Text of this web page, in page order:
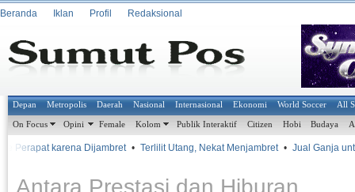
Beranda Iklan Profil Redaksional
Depan Metropolis Daerah Nasional Internasional Ekonomi World Soccer All
On Focus Opini Female Kolom Publik Interaktif Citizen Hobi Budaya
Perapat karena Dijambret • Terlilit Utang, Nekat Menjambret • Jual Ganja
Antara Prestasi dan Hiburan